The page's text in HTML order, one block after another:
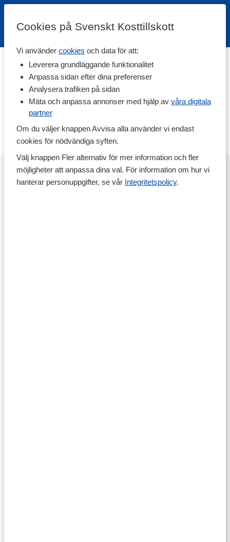
Cookies på Svenskt Kosttillskott
Vi använder cookies och data för att:
Leverera grundläggande funktionalitet
Anpassa sidan efter dina preferenser
Analysera trafiken på sidan
Mäta och anpassa annonser med hjälp av våra digitala
partner
Om du väljer knappen Avvisa alla använder vi endast
cookies för nödvändiga syften.
Välj knappen Fler alternativ för mer information och fler
möjligheter att anpassa dina val. För information om hur vi
hanterar personuppgifter, se vår Integritetspolicy.
Begär nytt lösenord
E-postadress
» Tillbaka till inloggningen